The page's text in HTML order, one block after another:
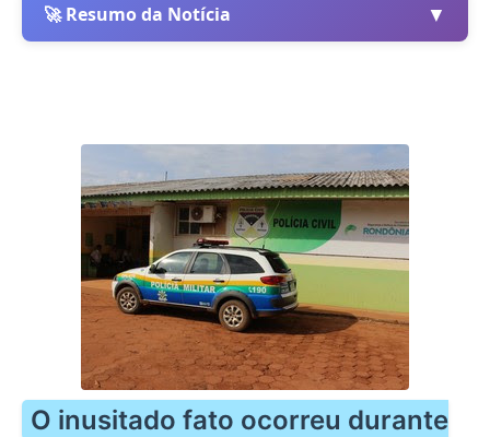
🚀 Resumo da Notícia ▼
O inusitado fato ocorreu durante